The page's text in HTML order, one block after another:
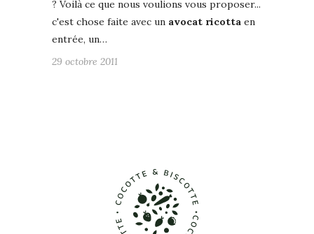
? Voilà ce que nous voulions vous proposer...
c'est chose faite avec un avocat ricotta en
entrée, un…
29 octobre 2011